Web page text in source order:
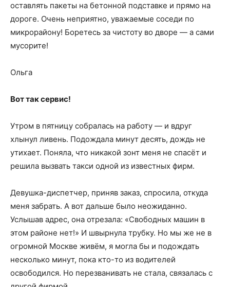
оставлять пакеты на бетонной подставке и прямо на
дороге. Очень неприятно, уважаемые соседи по
микрорайону! Боретесь за чистоту во дворе — а сами
мусорите!
Ольга
Вот так сервис!
Утром в пятницу собралась на работу — и вдруг
хлынул ливень. Подождала минут десять, дождь не
утихает. Поняла, что никакой зонт меня не спасёт и
решила вызвать такси одной из известных фирм.
Девушка-диспетчер, приняв заказ, спросила, откуда
меня забрать. А вот дальше было неожиданно.
Услышав адрес, она отрезала: «Свободных машин в
этом районе нет!» И швырнула трубку. Но мы же не в
огромной Москве живём, я могла бы и подождать
несколько минут, пока кто-то из водителей
освободился. Но перезванивать не стала, связалась с